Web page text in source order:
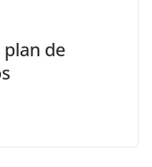
de